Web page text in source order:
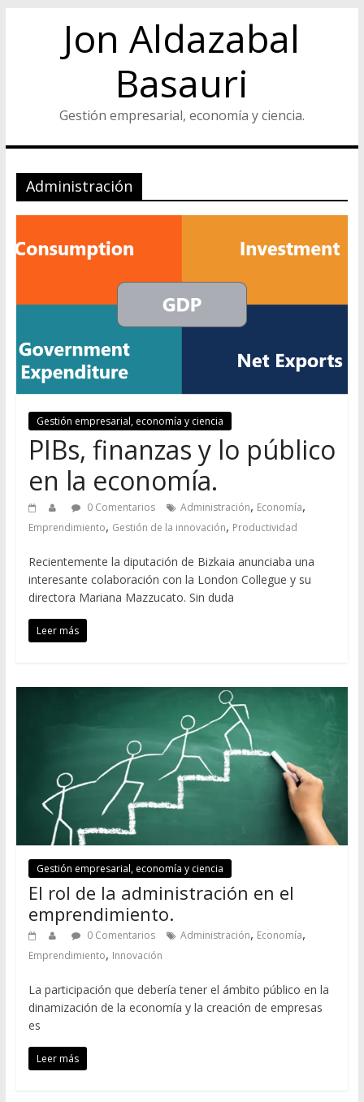
Jon Aldazabal
Basauri
Gestión empresarial, economía y ciencia.
Administración
Gestión empresarial, economía y ciencia
PIBs, finanzas y lo público
en la economía.
0 Comentarios Administración, Economía,
Emprendimiento, Gestión de la innovación, Productividad
Recientemente la diputación de Bizkaia anunciaba una
interesante colaboración con la London Collegue y su
directora Mariana Mazzucato. Sin duda
Leer más
Gestión empresarial, economía y ciencia
El rol de la administración en el
emprendimiento.
0 Comentarios Administración, Economía,
Emprendimiento, Innovación
La participación que debería tener el ámbito público en la
dinamización de la economía y la creación de empresas
es
Leer más